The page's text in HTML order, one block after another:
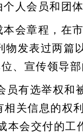
人会员和团
会章程， 在
物发表过两篇
、宣传领导
员有选举权和
关信息的权利
本会交付的工